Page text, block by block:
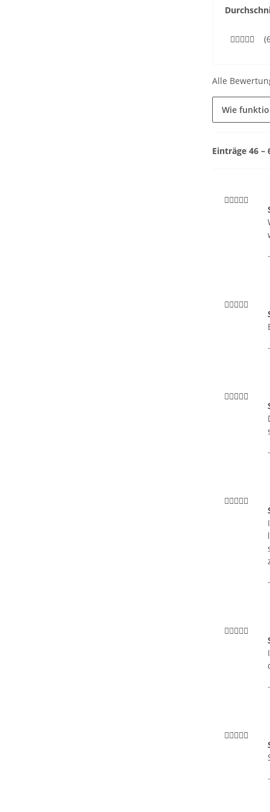
Alle
Wie
Einträge 46 –